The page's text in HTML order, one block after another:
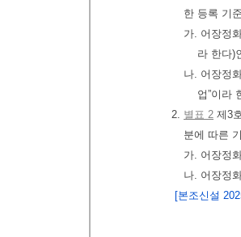
한 등록 기
가. 어장정
라 한다)
나. 어장정
업”이라
2. 별표 2 제3
분에 따른
가. 어장정
나. 어장정
[본조신설